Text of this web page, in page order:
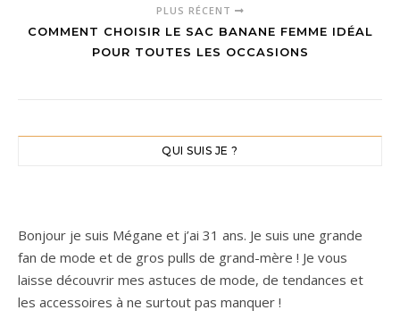
PLUS RÉCENT
COMMENT CHOISIR LE SAC BANANE FEMME IDÉAL
POUR TOUTES LES OCCASIONS
QUI SUIS JE ?
Bonjour je suis Mégane et j’ai 31 ans. Je suis une grande
fan de mode et de gros pulls de grand-mère ! Je vous
laisse découvrir mes astuces de mode, de tendances et
les accessoires à ne surtout pas manquer !